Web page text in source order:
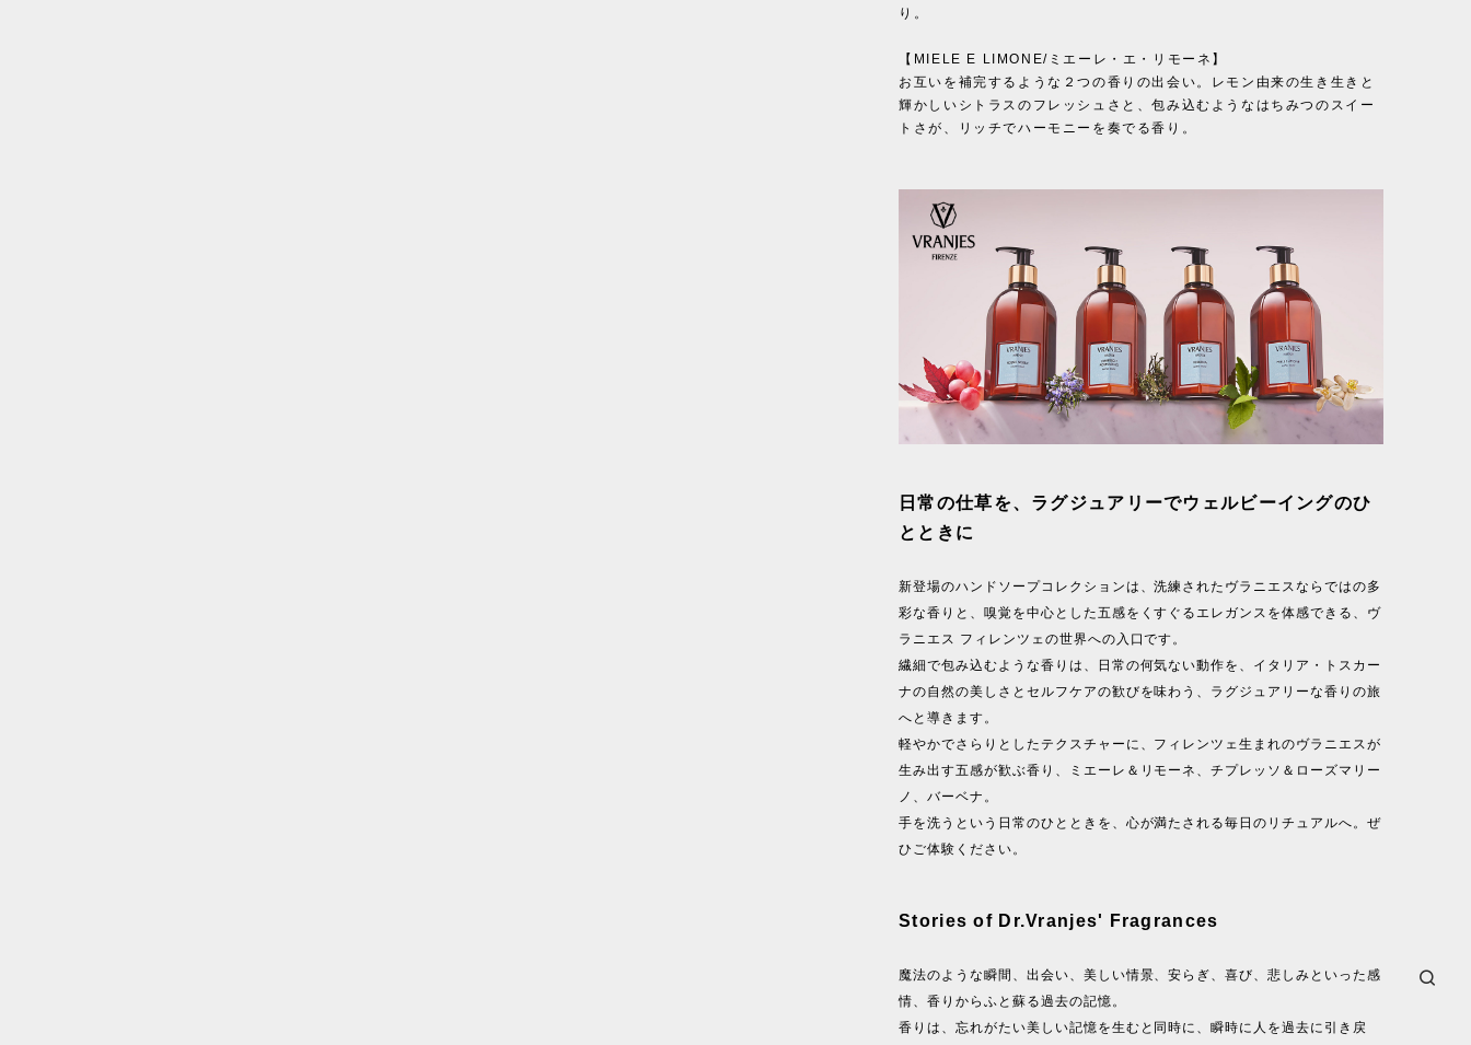
り。
【MIELE E LIMONE/ミエーレ・エ・リモーネ】
お互いを補完するような２つの香りの出会い。レモン由来の生き生きと
輝かしいシトラスのフレッシュさと、包み込むようなはちみつのスイー
トさが、リッチでハーモニーを奏でる香り。
日常の仕草を、ラグジュアリーでウェルビーイングのひ
とときに
新登場のハンドソープコレクションは、洗練されたヴラニエスならではの多
彩な香りと、嗅覚を中心とした五感をくすぐるエレガンスを体感できる、ヴ
ラニエス フィレンツェの世界への入口です。
繊細で包み込むような香りは、日常の何気ない動作を、イタリア・トスカー
ナの自然の美しさとセルフケアの歓びを味わう、ラグジュアリーな香りの旅
へと導きます。
軽やかでさらりとしたテクスチャーに、フィレンツェ生まれのヴラニエスが
生み出す五感が歓ぶ香り、ミエーレ＆リモーネ、チプレッソ＆ローズマリー
ノ、バーベナ。
手を洗うという日常のひとときを、心が満たされる毎日のリチュアルへ。ぜ
ひご体験ください。
Stories of Dr.Vranjes' Fragrances
魔法のような瞬間、出会い、美しい情景、安らぎ、喜び、悲しみといった感
情、香りからふと蘇る過去の記憶。
香りは、忘れがたい美しい記憶を生むと同時に、瞬時に人を過去に引き戻